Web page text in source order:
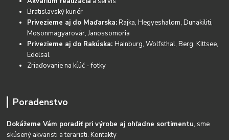
Bratislavský kuriér
Privezieme aj do Maďarska:Rajka, Hegyeshalom, Dunakiliti,
Mosonmagyarovár, Janossomoria
Privezieme aj do Rakúska:Hainburg, Wolfsthal, Berg, Kittsee,
Edelsal
Zriaďovanie na kĺúč - fotky
Poradenstvo
Dokážeme Vám poradiť pri výrobe aj ohľadne sortimentu, sme
skúsený akvaristi a teraristi.Kontakty